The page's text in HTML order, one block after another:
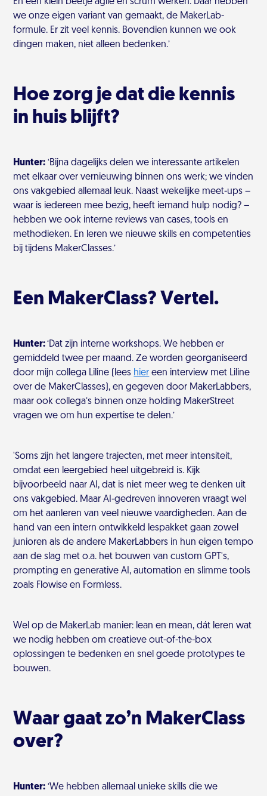
we onze eigen variant van gemaakt, de MakerLab-
formule. Er zit veel kennis. Bovendien kunnen we ook
dingen maken, niet alleen bedenken.’
Hoe zorg je dat die kennis
in huis blijft?
Hunter: ‘Bijna dagelijks delen we interessante artikelen
met elkaar over vernieuwing binnen ons werk; we vinden
ons vakgebied allemaal leuk. Naast wekelijke meet-ups –
waar is iedereen mee bezig, heeft iemand hulp nodig? –
hebben we ook interne reviews van cases, tools en
methodieken. En leren we nieuwe skills en competenties
bij tijdens MakerClasses.’
Een MakerClass? Vertel.
Hunter:‘Dat zijn interne workshops. We hebben er
gemiddeld twee per maand. Ze worden georganiseerd
door mijn collega Liline (lees hier een interview met Liline
over de MakerClasses), en gegeven door MakerLabbers,
maar ook collega’s binnen onze holding MakerStreet
vragen we om hun expertise te delen.’
'Soms zijn het langere trajecten, met meer intensiteit,
omdat een leergebied heel uitgebreid is. Kijk
bijvoorbeeld naar AI, dat is niet meer weg te denken uit
ons vakgebied. Maar AI-gedreven innoveren vraagt wel
om het aanleren van veel nieuwe vaardigheden. Aan de
hand van een intern ontwikkeld lespakket gaan zowel
junioren als de andere MakerLabbers in hun eigen tempo
aan de slag met o.a. het bouwen van custom GPT's,
prompting en generative AI, automation en slimme tools
zoals Flowise en Formless.
Wel op de MakerLab manier: lean en mean, dát leren wat
we nodig hebben om creatieve out-of-the-box
oplossingen te bedenken en snel goede prototypes te
bouwen.
Waar gaat zo’n MakerClass
over?
Hunter: ‘We hebben allemaal unieke skills die we